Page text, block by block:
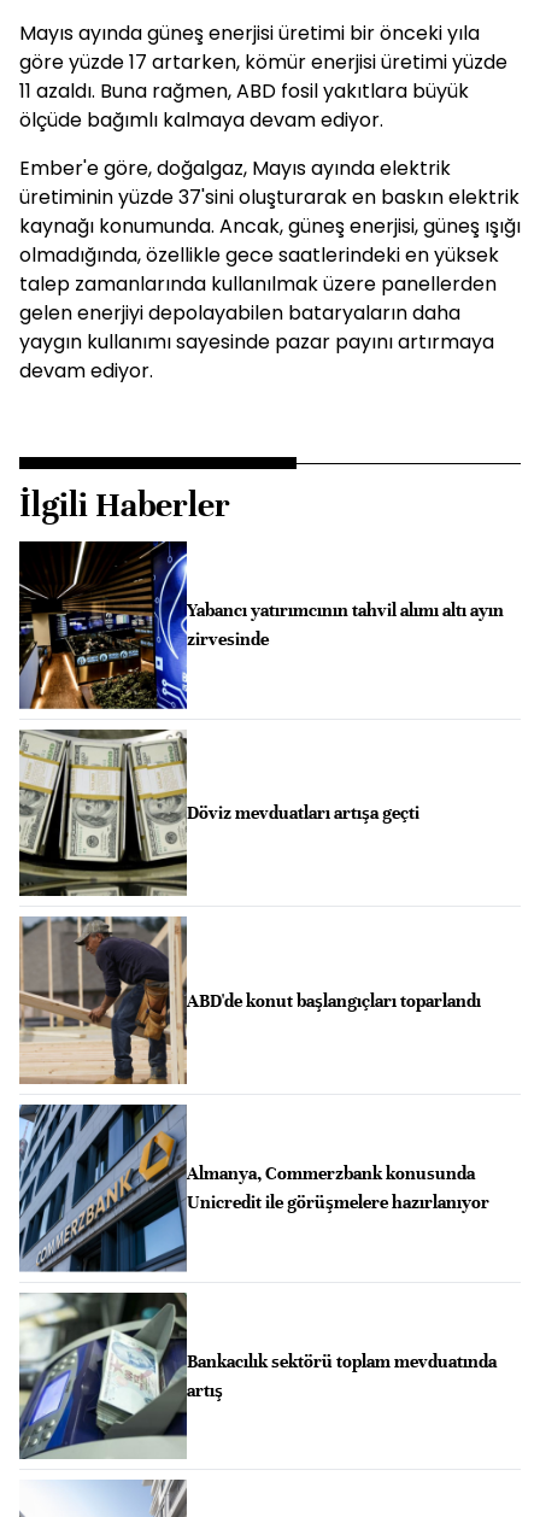
Mayıs ayında güneş enerjisi üretimi bir önceki yıla
göre yüzde 17 artarken, kömür enerjisi üretimi yüzde
11 azaldı. Buna rağmen, ABD fosil yakıtlara büyük
ölçüde bağımlı kalmaya devam ediyor.
Ember'e göre, doğalgaz, Mayıs ayında elektrik
üretiminin yüzde 37'sini oluşturarak en baskın elektrik
kaynağı konumunda. Ancak, güneş enerjisi, güneş ışığı
olmadığında, özellikle gece saatlerindeki en yüksek
talep zamanlarında kullanılmak üzere panellerden
gelen enerjiyi depolayabilen bataryaların daha
yaygın kullanımı sayesinde pazar payını artırmaya
devam ediyor.
İlgili Haberler
Yabancı yatırımcının tahvil alımı altı ayın
zirvesinde
Döviz mevduatları artışa geçti
ABD'de konut başlangıçları toparlandı
Almanya, Commerzbank konusunda
Unicredit ile görüşmelere hazırlanıyor
Bankacılık sektörü toplam mevduatında
artış